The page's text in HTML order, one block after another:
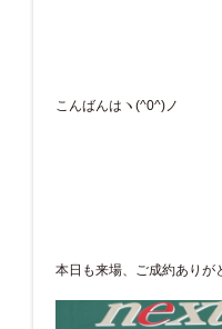
こんばんはヽ(^0^)ノ
本日も来場、ご成約ありが